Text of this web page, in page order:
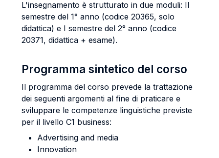
L'insegnamento è strutturato in due moduli: II
semestre del 1° anno (codice 20365, solo
didattica) e I semestre del 2° anno (codice
20371, didattica + esame).
Programma sintetico del corso
Il programma del corso prevede la trattazione
dei seguenti argomenti al fine di praticare e
sviluppare le competenze linguistiche previste
per il livello C1 business:
Advertising and media
Innovation